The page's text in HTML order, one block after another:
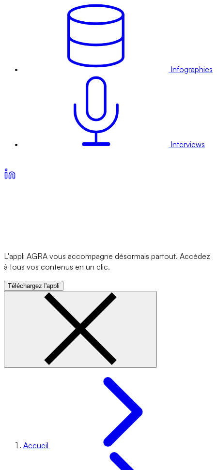
Infographies
Interviews
L'appli AGRA vous accompagne désormais partout. Accédez
à tous vos contenus en un clic.
Téléchargez l'appli
Accueil